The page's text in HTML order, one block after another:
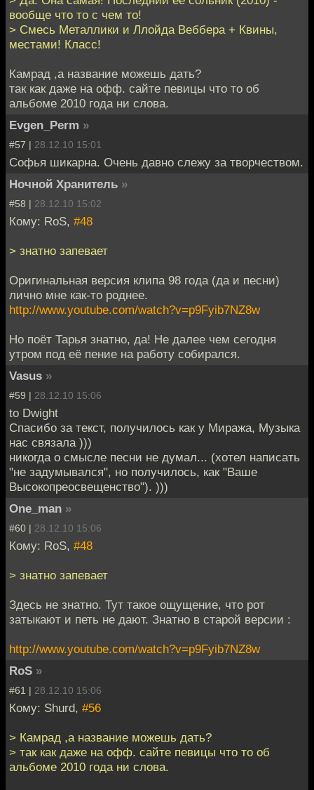
вообще что то с чем то!
> Смесь Металлики и Ллойда Веббера + Квины,
местами! Класс!
Камрад ,а название можешь дать?
так как даже на офф. сайте певицы что то об
альбоме 2010 года ни слова.
Evgen_Perm »
#57 | 28.12.10 15:01
Софья шикарна. Очень давно слежу за творчеством.
Ночной Хранитель »
#58 | 28.12.10 15:02
Кому: RoS, #48
> знатно запевает
Оригинальная версия клипа 98 года (да и песни)
лично мне как-то роднее.
http://www.youtube.com/watch?v=p9Fyib7NZ8w
Но поёт Тарья знатно, да! Не далее чем сегодня
утром под её пение на работу собирался.
Vasus »
#59 | 28.12.10 15:06
to Dwight
Спасибо за текст, получилось как у Миража, Музыка
нас связала )))
никогда о смысле песни не думал... (хотел написать
"не задумывался", но получилось, как "Ваше
Высокопреосвещенство"). )))
One_man »
#60 | 28.12.10 15:06
Кому: RoS, #48
> знатно запевает
Здесь не знатно. Тут такое ощущение, что рот
затыкают и петь не дают. Знатно в старой версии :
http://www.youtube.com/watch?v=p9Fyib7NZ8w
RoS »
#61 | 28.12.10 15:06
Кому: Shurd, #56
> Камрад ,а название можешь дать?
> так как даже на офф. сайте певицы что то об
альбоме 2010 года ни слова.